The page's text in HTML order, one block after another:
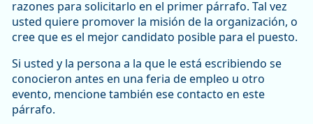
razones para solicitarlo en el primer párrafo. Tal vez
usted quiere promover la misión de la organización, o
cree que es el mejor candidato posible para el puesto.
Si usted y la persona a la que le está escribiendo se
conocieron antes en una feria de empleo u otro
evento, mencione también ese contacto en este
párrafo.